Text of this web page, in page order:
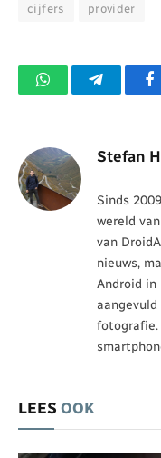
cijfers provider
WhatsAppTelegram
Stefan
Sinds
wereld
van
nieuws,
Android in
fotografie.
LEES OOK